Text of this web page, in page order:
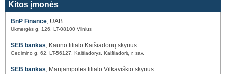
Kitos įmonės
BnP Finance, UAB
Ukmergės g. 126, LT-08100 Vilnius
SEB bankas, Kauno filialo Kaišiadorių skyrius
Gedimino g. 62, LT-56127, Kaišiadorys, Kaišiadorių r. sav.
SEB bankas, Marijampolės filialo Vilkaviškio skyrius